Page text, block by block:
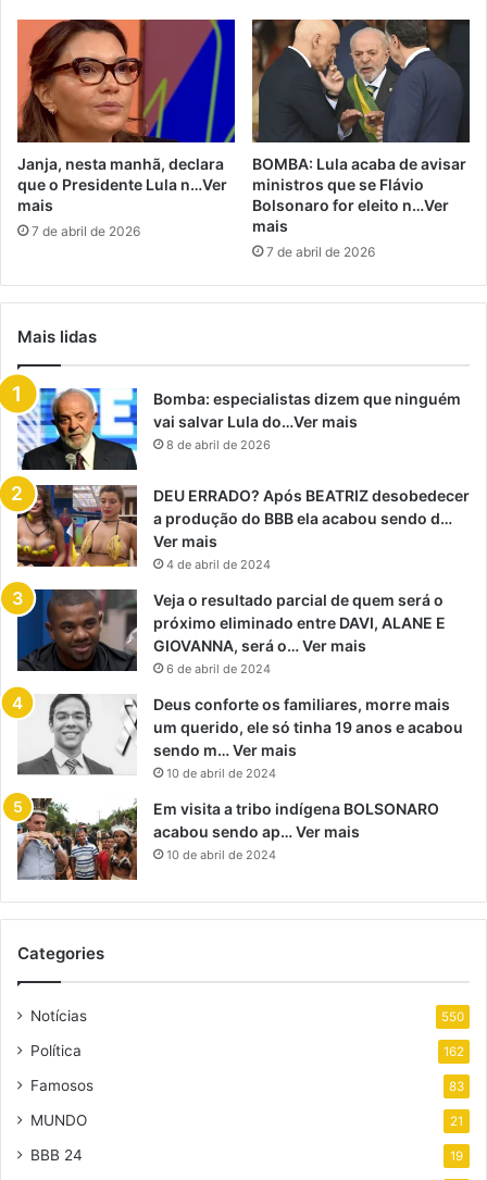
Janja, nesta manhã, declara
que o Presidente Lula n…Ver
mais
7 de abril de 2026
BOMBA: Lula acaba de avisar
ministros que se Flávio
Bolsonaro for eleito n…Ver
mais
7 de abril de 2026
Mais lidas
Bomba: especialistas dizem que ninguém
vai salvar Lula do…Ver mais
8 de abril de 2026
DEU ERRADO? Após BEATRIZ desobedecer
a produção do BBB ela acabou sendo d…
Ver mais
4 de abril de 2024
Veja o resultado parcial de quem será o
próximo eliminado entre DAVI, ALANE E
GIOVANNA, será o… Ver mais
6 de abril de 2024
Deus conforte os familiares, morre mais
um querido, ele só tinha 19 anos e acabou
sendo m… Ver mais
10 de abril de 2024
Em visita a tribo indígena BOLSONARO
acabou sendo ap… Ver mais
10 de abril de 2024
Categories
Notícias 550
Política 162
Famosos 83
MUNDO 21
BBB 24 19